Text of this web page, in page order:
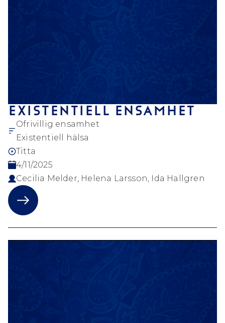
EXISTENTIELL ENSAMHET
Ofrivillig ensamhet
Existentiell hälsa
Titta
4/11/2025
Cecilia Melder, Helena Larsson, Ida Hallgren